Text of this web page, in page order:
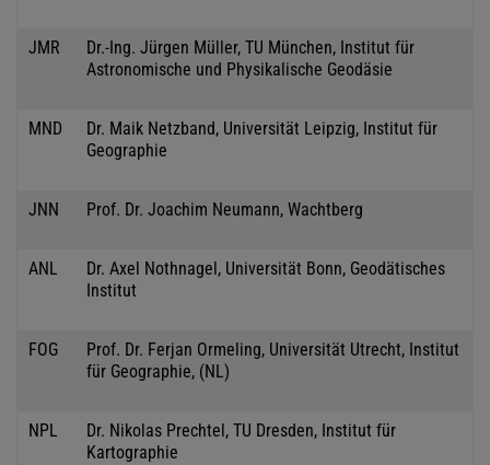
JMR
Dr.-Ing. Jürgen Müller, TU München, Institut für
Astronomische und Physikalische Geodäsie
MND
Dr. Maik Netzband, Universität Leipzig, Institut für
Geographie
JNN Prof. Dr. Joachim Neumann, Wachtberg
ANL
Dr. Axel Nothnagel, Universität Bonn, Geodätisches
Institut
FOG
Prof. Dr. Ferjan Ormeling, Universität Utrecht, Institut
für Geographie, (NL)
NPL
Dr. Nikolas Prechtel, TU Dresden, Institut für
Kartographie